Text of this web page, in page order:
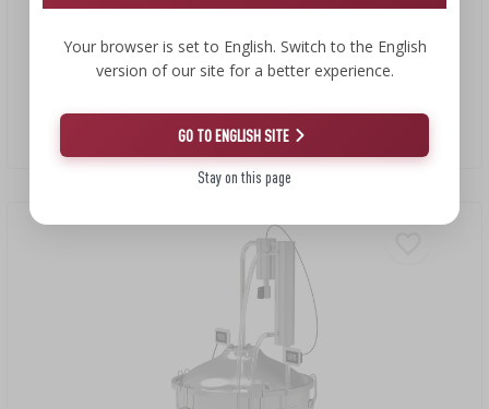
convex - электрический
395,79 €
Your browser is set to English. Switch to the English
version of our site for a better experience.
GO TO ENGLISH SITE
Stay on this page